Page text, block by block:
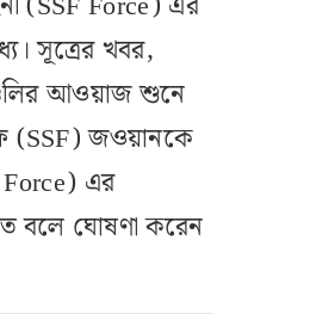
সূত্রের খবর,
গুলির আওয়াজ শুনে
(SSF) জওয়ানকে
Force) এর
বলে ঘোষণা করেন